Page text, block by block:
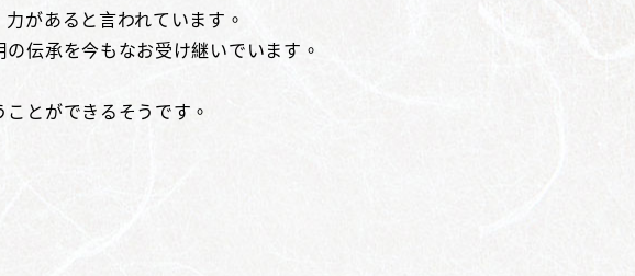
があると言われています。
伝承を今もなお受け継いでいます。
とができるそうです。